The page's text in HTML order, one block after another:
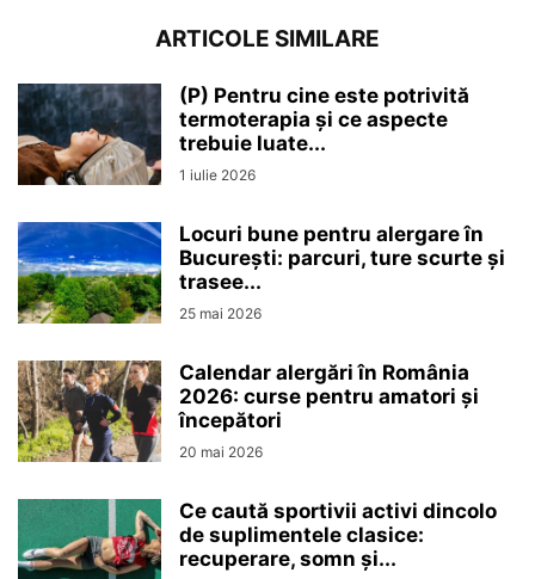
ARTICOLE SIMILARE
(P) Pentru cine este potrivită
termoterapia și ce aspecte
trebuie luate...
1 iulie 2026
Locuri bune pentru alergare în
București: parcuri, ture scurte și
trasee...
25 mai 2026
Calendar alergări în România
2026: curse pentru amatori și
începători
20 mai 2026
Ce caută sportivii activi dincolo
de suplimentele clasice:
recuperare, somn și...